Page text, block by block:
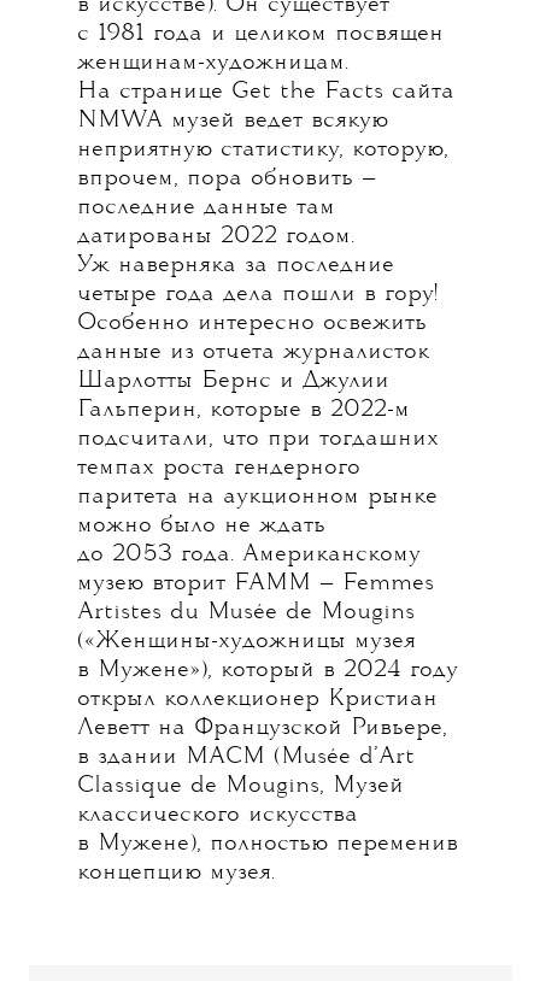
в искусстве). Он существует
с 1981 года и целиком посвящен
женщинам-художницам.
На странице Get the Facts сайта
NMWA музей ведет всякую
неприятную статистику, которую,
впрочем, пора обновить —
последние данные там
датированы 2022 годом.
Уж наверняка за последние
четыре года дела пошли в гору!
Особенно интересно освежить
данные из отчета журналисток
Шарлотты Бернс и Джулии
Гальперин, которые в 2022-м
подсчитали, что при тогдашних
темпах роста гендерного
паритета на аукционном рынке
можно было не ждать
до 2053 года. Американскому
музею вторит FAMM — Femmes
Artistes du Musée de Mougins
(«Женщины-художницы музея
в Мужене»), который в 2024 году
открыл коллекционер Кристиан
Леветт на Французской Ривьере,
в здании MACM (Musée d’Art
Classique de Mougins, Музей
классического искусства
в Мужене), полностью переменив
концепцию музея.